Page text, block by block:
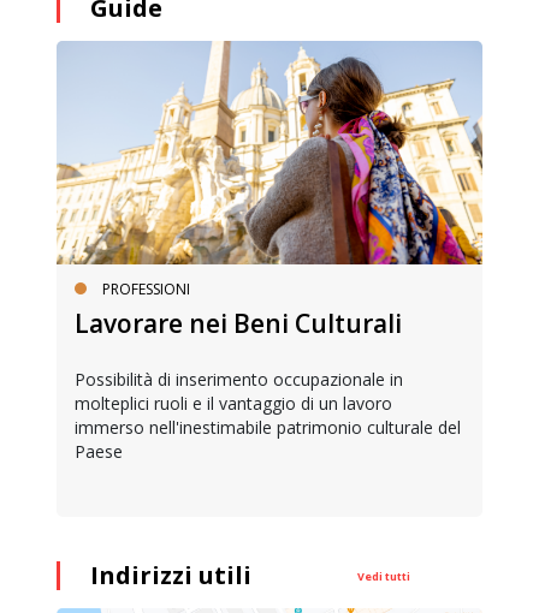
Guide
PROFESSIONI
Lavorare nei Beni Culturali
Possibilità di inserimento occupazionale in
molteplici ruoli e il vantaggio di un lavoro
immerso nell'inestimabile patrimonio culturale del
Paese
Indirizzi utili Vedi tutti